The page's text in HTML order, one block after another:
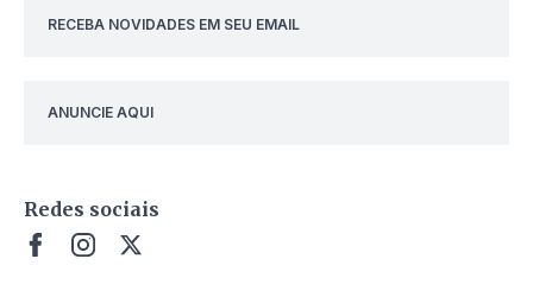
RECEBA NOVIDADES EM SEU EMAIL
ANUNCIE AQUI
Redes sociais